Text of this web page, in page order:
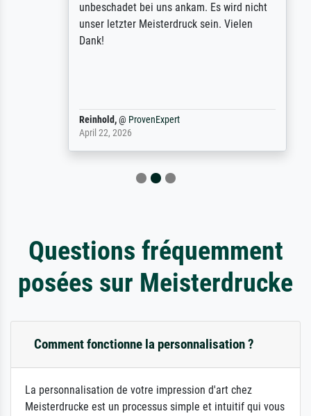
unbeschadet bei uns ankam. Es wird nicht
unser letzter Meisterdruck sein. Vielen
Dank!
Reinhold,@ProvenExpert
April 22, 2026
Questions fréquemment
posées sur Meisterdrucke
Comment fonctionne la personnalisation ?
La personnalisation de votre impression d'art chez
Meisterdrucke est un processus simple et intuitif qui vous